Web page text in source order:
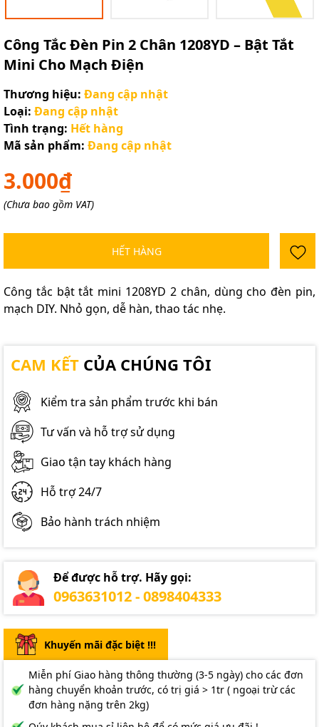
Công Tắc Đèn Pin 2 Chân 1208YD – Bật Tắt
Mini Cho Mạch Điện
Thương hiệu: Đang cập nhật
Loại: Đang cập nhật
Tình trạng: Hết hàng
Mã sản phẩm: Đang cập nhật
3.000₫
(Chưa bao gồm VAT)
HẾT HÀNG
Công tắc bật tắt mini 1208YD 2 chân, dùng cho đèn pin,
mạch DIY. Nhỏ gọn, dễ hàn, thao tác nhẹ.
CAM KẾT CỦA CHÚNG TÔI
Kiểm tra sản phẩm trước khi bán
Tư vấn và hỗ trợ sử dụng
Giao tận tay khách hàng
Hỗ trợ 24/7
Bảo hành trách nhiệm
Để được hỗ trợ. Hãy gọi:
0963631012 - 0898404333
Khuyến mãi đặc biệt !!!
Miễn phí Giao hàng thông thường (3-5 ngày) cho các đơn
hàng chuyển khoản trước, có trị giá > 1tr ( ngoại trừ các
đơn hàng nặng trên 2kg)